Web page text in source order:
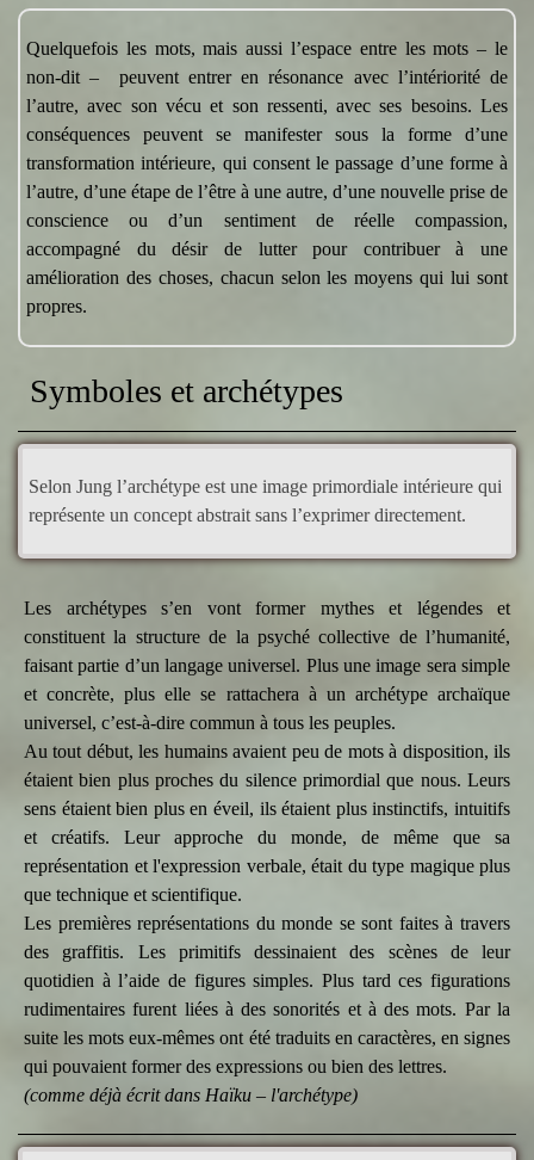
Quelquefois les mots, mais aussi l’espace entre les mots – le
non-dit – peuvent entrer en résonance avec l’intériorité de
l’autre, avec son vécu et son ressenti, avec ses besoins. Les
conséquences peuvent se manifester sous la forme d’une
transformation intérieure, qui consent le passage d’une forme à
l’autre, d’une étape de l’être à une autre, d’une nouvelle prise de
conscience ou d’un sentiment de réelle compassion,
accompagné du désir de lutter pour contribuer à une
amélioration des choses, chacun selon les moyens qui lui sont
propres.
Symboles et archétypes
Selon Jung l’archétype est une image primordiale intérieure qui
représente un concept abstrait sans l’exprimer directement.
Les archétypes s’en vont former mythes et légendes et
constituent la structure de la psyché collective de l’humanité,
faisant partie d’un langage universel. Plus une image sera simple
et concrète, plus elle se rattachera à un archétype archaïque
universel, c’est-à-dire commun à tous les peuples.
Au tout début, les humains avaient peu de mots à disposition, ils
étaient bien plus proches du silence primordial que nous. Leurs
sens étaient bien plus en éveil, ils étaient plus instinctifs, intuitifs
et créatifs. Leur approche du monde, de même que sa
représentation et l'expression verbale, était du type magique plus
que technique et scientifique.
Les premières représentations du monde se sont faites à travers
des graffitis. Les primitifs dessinaient des scènes de leur
quotidien à l’aide de figures simples. Plus tard ces figurations
rudimentaires furent liées à des sonorités et à des mots. Par la
suite les mots eux-mêmes ont été traduits en caractères, en signes
qui pouvaient former des expressions ou bien des lettres.
(comme déjà écrit dans Haïku – l'archétype)